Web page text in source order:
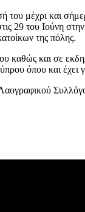
μέχρι και
29 του
της πόλης.
καθώς και σε
όπου και έχει